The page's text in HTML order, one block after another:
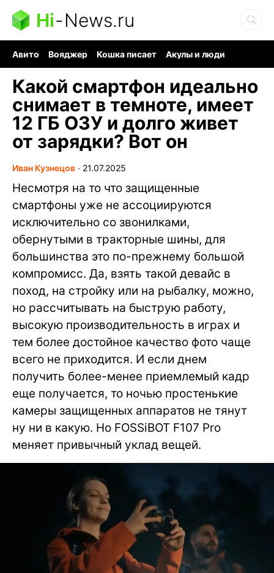
Hi-News.ru
Авито Вояджер Кошка писает
Акулы и люди
Какой смартфон идеально
снимает в темноте, имеет
12 ГБ ОЗУ и долго живет
от зарядки? Вот он
Иван Кузнецов ∙ 21.07.2025
Несмотря на то что защищенные
смартфоны уже не ассоциируются
исключительно со звонилками,
обернутыми в тракторные шины, для
большинства это по-прежнему большой
компромисс. Да, взять такой девайс в
поход, на стройку или на рыбалку, можно,
но рассчитывать на быструю работу,
высокую производительность в играх и
тем более достойное качество фото чаще
всего не приходится. И если днем
получить более-менее приемлемый кадр
еще получается, то ночью простенькие
камеры защищенных аппаратов не тянут
ну ни в какую. Но FOSSiBOT F107 Pro
меняет привычный уклад вещей.